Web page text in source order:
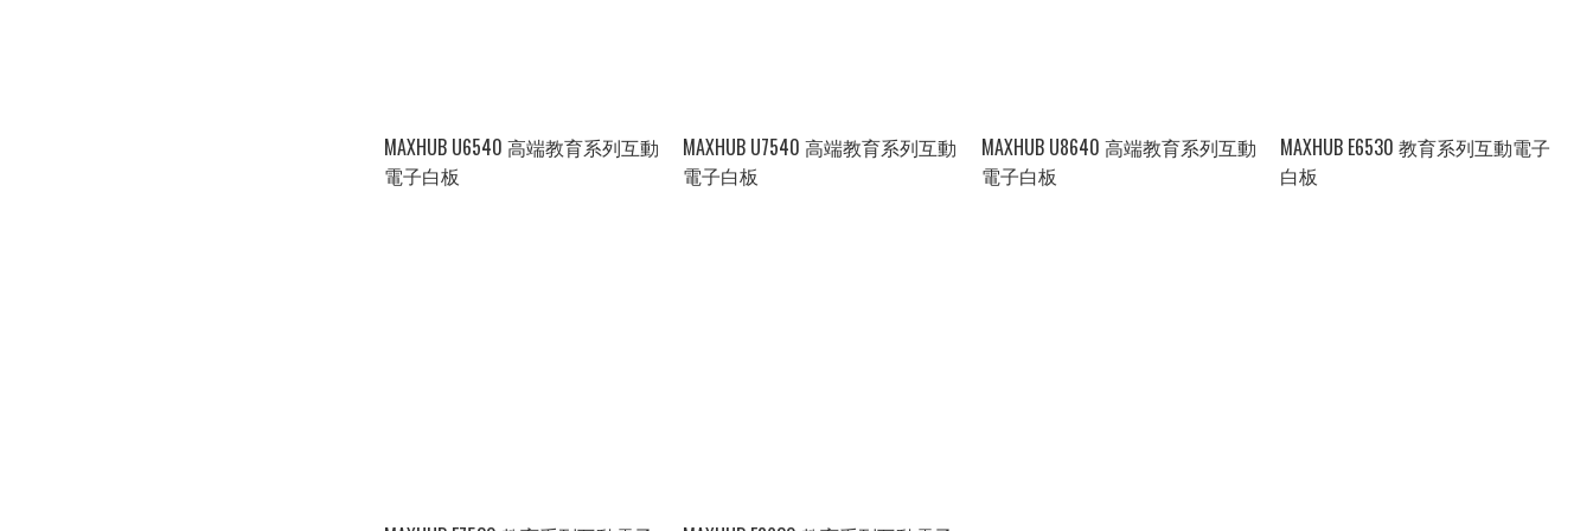
MAXHUB U6540 高端教育系列互動
電子白板
MAXHUB U7540 高端教育系列互動
電子白板
MAXHUB U8640 高端教育系列互動
電子白板
MAXHUB E6530 教育系列互動電子
白板